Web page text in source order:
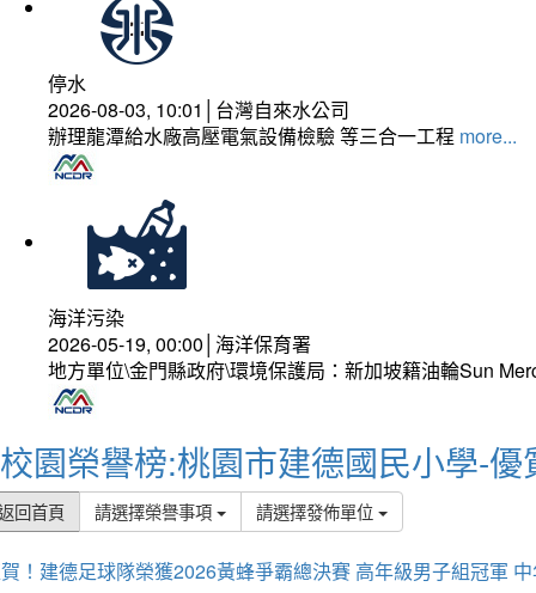
停水
2026-08-03, 10:01│台灣自來水公司
辦理龍潭給水廠高壓電氣設備檢驗 等三合一工程 more...
海洋污染
2026-05-19, 00:00│海洋保育署
地方單位\金門縣政府\環境保護局：新加坡籍油輪Sun
校園榮譽榜:桃園市建德國民小學-優
回首頁 請選擇榮譽事項 請選擇發佈單位
！建德足球隊榮獲2026黃蜂爭霸總決賽 高年級男子組冠軍